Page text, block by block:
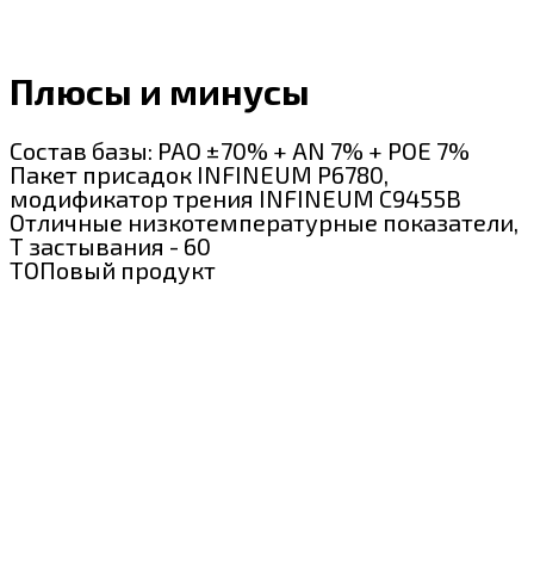
Плюсы и минусы
Состав базы: PAO ±70% + AN 7% + POE 7%
Пакет присадок INFINEUM P6780,
модификатор трения INFINEUM C9455B
Отличные низкотемпературные показатели,
Т застывания - 60
ТОПовый продукт